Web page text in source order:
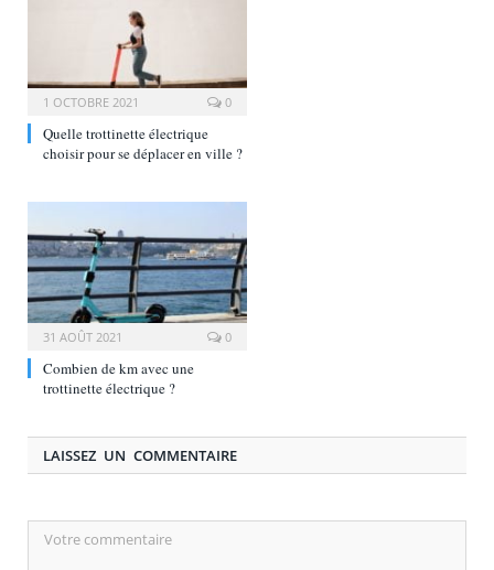
1 OCTOBRE 2021 0
Quelle trottinette électrique
choisir pour se déplacer en ville ?
31 AOÛT 2021 0
Combien de km avec une
trottinette électrique ?
LAISSEZ UN COMMENTAIRE